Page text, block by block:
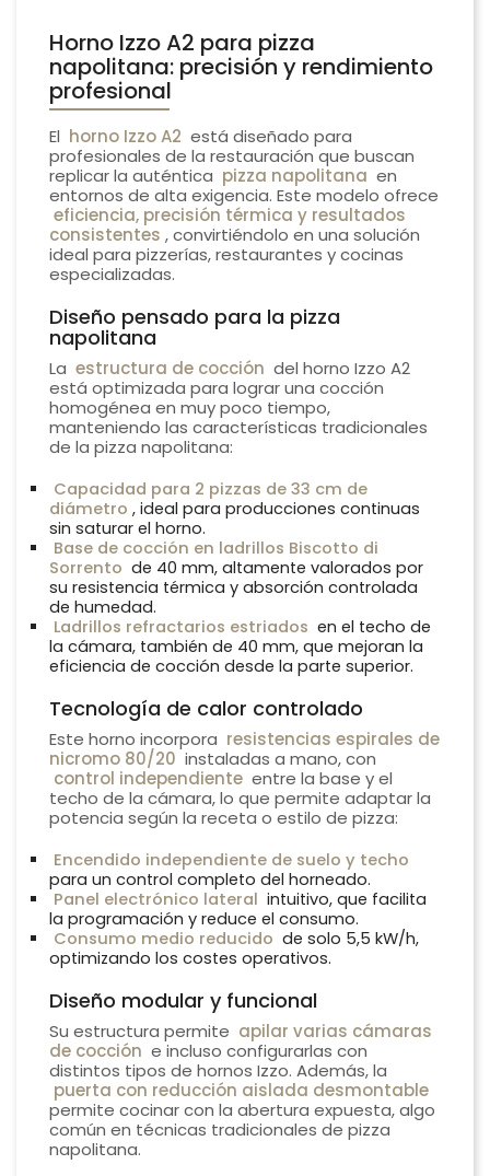
Horno Izzo A2 para pizza
napolitana: precisión y rendimiento
profesional
El horno Izzo A2 está diseñado para
profesionales de la restauración que buscan
replicar la auténtica pizza napolitana en
entornos de alta exigencia. Este modelo ofrece
eficiencia, precisión térmica y resultados
consistentes , convirtiéndolo en una solución
ideal para pizzerías, restaurantes y cocinas
especializadas.
Diseño pensado para la pizza
napolitana
La estructura de cocción del horno Izzo A2
está optimizada para lograr una cocción
homogénea en muy poco tiempo,
manteniendo las características tradicionales
de la pizza napolitana:
Capacidad para 2 pizzas de 33 cm de
diámetro , ideal para producciones continuas
sin saturar el horno.
Base de cocción en ladrillos Biscotto di
Sorrento de 40 mm, altamente valorados por
su resistencia térmica y absorción controlada
de humedad.
Ladrillos refractarios estriados en el techo de
la cámara, también de 40 mm, que mejoran la
eficiencia de cocción desde la parte superior.
Tecnología de calor controlado
Este horno incorpora resistencias espirales de
nicromo 80/20 instaladas a mano, con
control independiente entre la base y el
techo de la cámara, lo que permite adaptar la
potencia según la receta o estilo de pizza:
Encendido independiente de suelo y techo
para un control completo del horneado.
Panel electrónico lateral intuitivo, que facilita
la programación y reduce el consumo.
Consumo medio reducido de solo 5,5 kW/h,
optimizando los costes operativos.
Diseño modular y funcional
Su estructura permite apilar varias cámaras
de cocción e incluso configurarlas con
distintos tipos de hornos Izzo. Además, la
puerta con reducción aislada desmontable
permite cocinar con la abertura expuesta, algo
común en técnicas tradicionales de pizza
napolitana.